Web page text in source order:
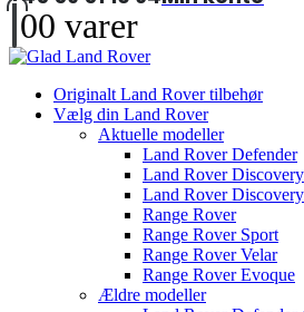
00 varer
Originalt Land Rover tilbehør
Vælg din Land Rover
Aktuelle modeller
Land Rover Defender
Land Rover Discovery
Land Rover
Range Rover
Range Rover Sport
Range Rover Velar
Range Rover Evoque
Ældre modeller